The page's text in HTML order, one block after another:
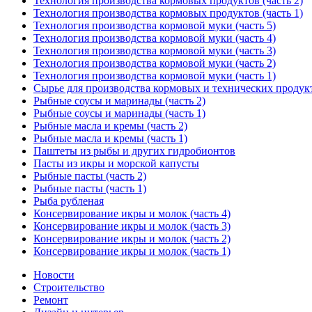
Технология производства кормовых продуктов (часть 1)
Технология производства кормовой муки (часть 5)
Технология производства кормовой муки (часть 4)
Технология производства кормовой муки (часть 3)
Технология производства кормовой муки (часть 2)
Технология производства кормовой муки (часть 1)
Сырье для производства кормовых и технических
Рыбные соусы и маринады (часть 2)
Рыбные соусы и маринады (часть 1)
Рыбные масла и кремы (часть 2)
Рыбные масла и кремы (часть 1)
Паштеты из рыбы и других гидробионтов
Пасты из икры и морской капусты
Рыбные пасты (часть 2)
Рыбные пасты (часть 1)
Рыба рубленая
Консервирование икры и молок (часть 4)
Консервирование икры и молок (часть 3)
Консервирование икры и молок (часть 2)
Консервирование икры и молок (часть 1)
Новости
Строительство
Ремонт